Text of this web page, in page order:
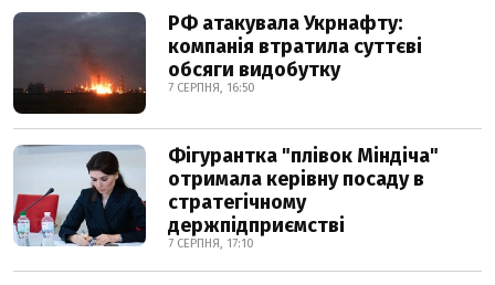
РФ атакувала Укрнафту:
компанія втратила суттєві
обсяги видобутку
7 СЕРПНЯ, 16:50
Фігурантка "плівок Міндіча"
отримала керівну посаду в
стратегічному
держпідприємстві
7 СЕРПНЯ, 17:10